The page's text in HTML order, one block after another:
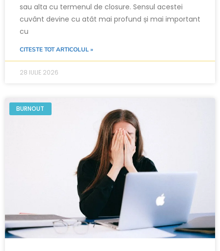
sau alta cu termenul de closure. Sensul acestei
cuvânt devine cu atât mai profund și mai important
cu
CITESTE TOT ARTICOLUL »
28 IULIE 2026
BURNOUT